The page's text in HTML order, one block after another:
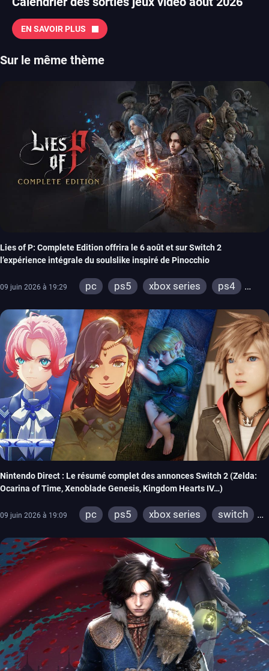
EN SAVOIR PLUS
Sur le même thème
Lies of P: Complete Edition offrira le 6 août et sur Switch 2
l’expérience intégrale du soulslike inspiré de Pinocchio
09 juin 2026 à 19:29 pc ps5 xbox series
ps4
Nintendo Direct : Le résumé complet des annonces Switch 2 (Zelda:
Ocarina of Time, Xenoblade Genesis, Kingdom Hearts IV…)
09 juin 2026 à 19:09 pc ps5 xbox series
switch
xbox one
wiiu 3ds
ps3
xbox 360
wii switch 2